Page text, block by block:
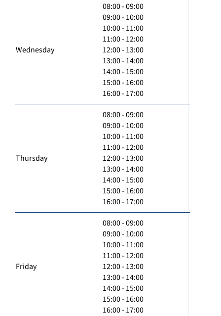
Wednesday
08:00 - 09:00
09:00 - 10:00
10:00 - 11:00
11:00 - 12:00
12:00 - 13:00
13:00 - 14:00
14:00 - 15:00
15:00 - 16:00
16:00 - 17:00
Thursday
08:00 - 09:00
09:00 - 10:00
10:00 - 11:00
11:00 - 12:00
12:00 - 13:00
13:00 - 14:00
14:00 - 15:00
15:00 - 16:00
16:00 - 17:00
Friday
08:00 - 09:00
09:00 - 10:00
10:00 - 11:00
11:00 - 12:00
12:00 - 13:00
13:00 - 14:00
14:00 - 15:00
15:00 - 16:00
16:00 - 17:00